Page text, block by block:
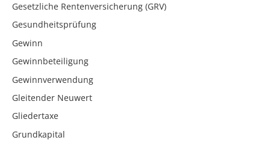
Gesetzliche Rentenversicherung (GRV)
Gesundheitsprüfung
Gewinn
Gewinnbeteiligung
Gewinnverwendung
Gleitender Neuwert
Gliedertaxe
Grundkapital